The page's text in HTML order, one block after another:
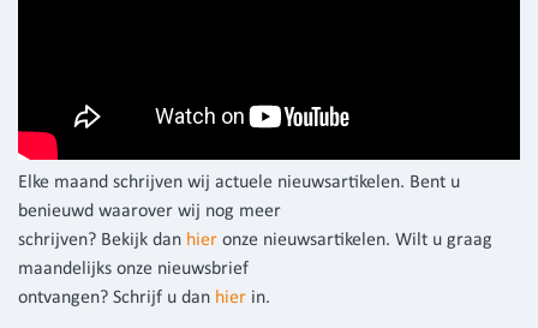
Elke maand schrijven wij actuele nieuwsartikelen. Bent u
benieuwd waarover wij nog meer
schrijven? Bekijk dan hier onze nieuwsartikelen. Wilt u graag
maandelijks onze nieuwsbrief
ontvangen? Schrijf u dan hier in.